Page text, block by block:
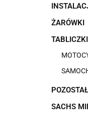
ŻARÓWKI
SACHS